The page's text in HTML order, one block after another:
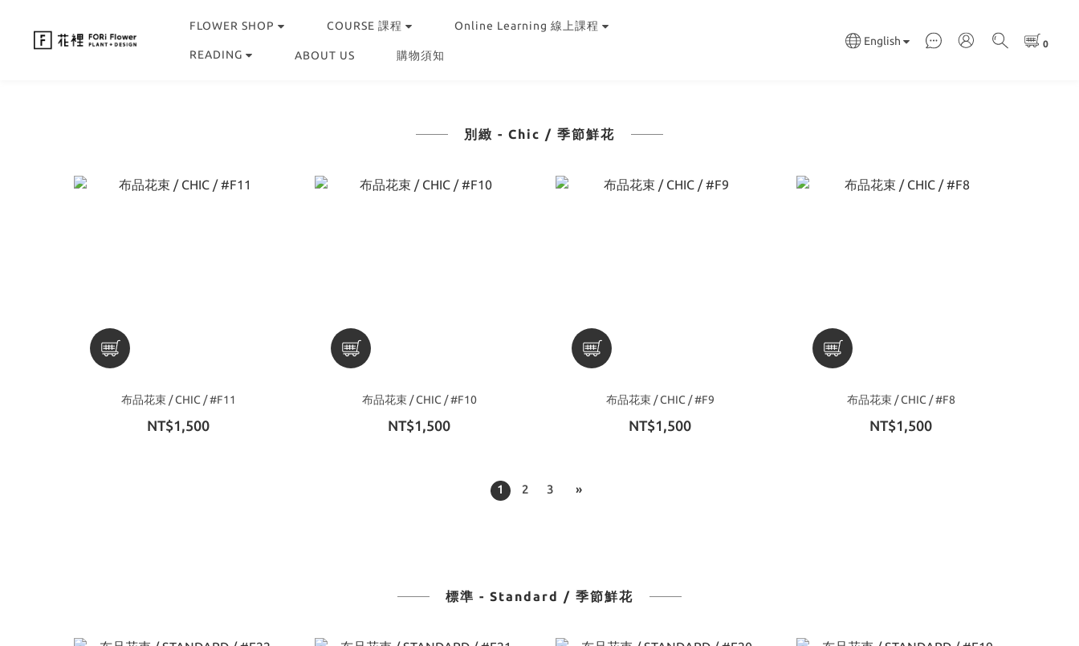
FLOWER SHOP COURSE 課程 Online Learning 線上課程
READING ABOUT US 購物須知
English
別緻 - Chic / 季節鮮花
布品花束 / CHIC / #F11
NT$1,500
布品花束 / CHIC / #F10
NT$1,500
布品花束 / CHIC / #F9
NT$1,500
布品花束 / CHIC / #F8
NT$1,500
1 2 3 »
標準 - Standard / 季節鮮花